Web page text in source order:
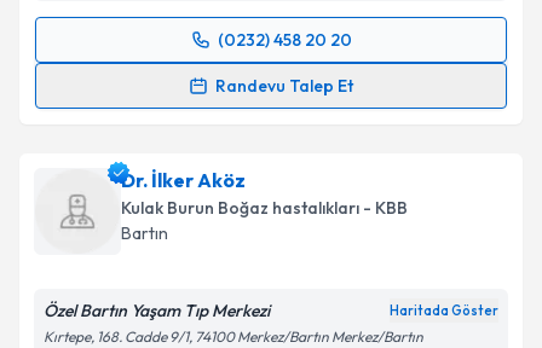
kapsamda işlenmesini kabul ediyorum.
Takvim Talebini Gönder
(0232) 458 20 20
Randevu Talep Et
Randevu Takvimi Talebi
takvim hazırlandığında e-posta ile bilgilendireceğiz.
E-posta Adresiniz
Dr. İlker Aköz
Kulak Burun Boğaz hastalıkları - KBB
Bartın
Özel Bartın Yaşam Tıp Merkezi Haritada Göster
Kırtepe, 168. Cadde 9/1, 74100 Merkez/Bartın Merkez/Bartın